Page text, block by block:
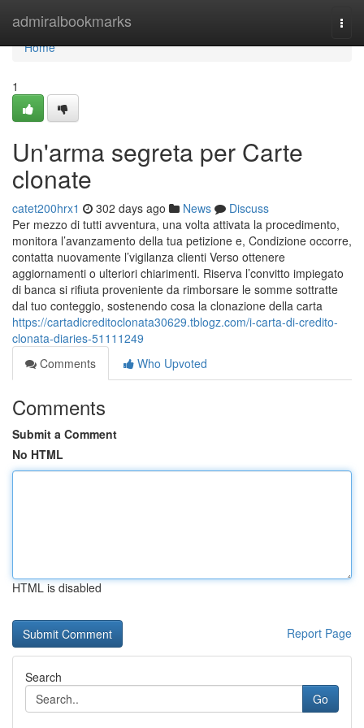
admiralbookmarks
Home
Home
1
Un'arma segreta per Carte
clonate
catet200hrx1 302 days ago News
Discuss
Per mezzo di tutti avventura, una volta attivata la procedimento,
monitora l’avanzamento della tua petizione e, Condizione occorre,
contatta nuovamente l’vigilanza clienti Verso ottenere
aggiornamenti o ulteriori chiarimenti. Riserva l’convitto impiegato
di banca si rifiuta proveniente da rimborsare le somme sottratte
dal tuo conteggio, sostenendo cosa la clonazione della carta
https://cartadicreditoclonata30629.tblogz.com/i-carta-di-credito-
clonata-diaries-51111249
Comments
Who Upvoted
Comments
Submit a Comment
No HTML
HTML is disabled
Report Page
Search
Go